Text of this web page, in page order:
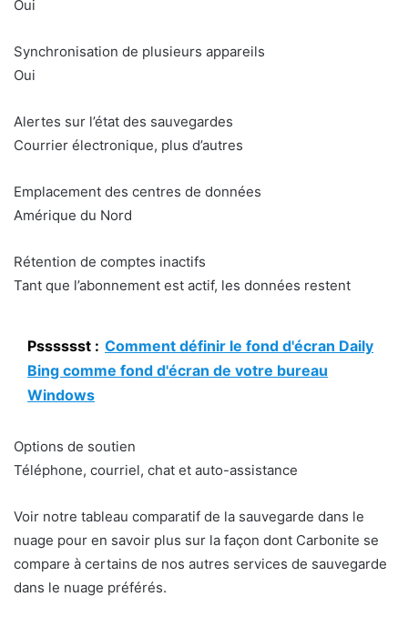
Oui
Synchronisation de plusieurs appareils
Oui
Alertes sur l’état des sauvegardes
Courrier électronique, plus d’autres
Emplacement des centres de données
Amérique du Nord
Rétention de comptes inactifs
Tant que l’abonnement est actif, les données restent
Psssssst : Comment définir le fond d'écran Daily
Bing comme fond d'écran de votre bureau
Windows
Options de soutien
Téléphone, courriel, chat et auto-assistance
Voir notre tableau comparatif de la sauvegarde dans le
nuage pour en savoir plus sur la façon dont Carbonite se
compare à certains de nos autres services de sauvegarde
dans le nuage préférés.